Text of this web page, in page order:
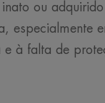
inato ou
especialmente
à falta de